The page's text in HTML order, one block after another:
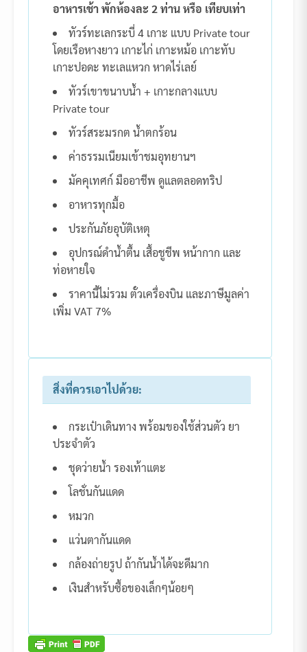
อาหารเช้า พักห้องละ 2 ท่าน หรือ เทียบเท่า
ทัวร์ทะเลกระบี่ 4 เกาะ แบบ Private tour
โดยเรือหางยาว เกาะไก่ เกาะหม้อ เกาะทับ
เกาะปอดะ ทะเลแหวก หาดไร่เลย์
ทัวร์เขาขนาบน้ำ + เกาะกลางแบบ
Private tour
ทัวร์สระมรกต น้ำตกร้อน
ค่าธรรมเนียมเข้าชมอุทยานฯ
มัคคุเทศก์ มืออาชีพ ดูแลตลอดทริป
อาหารทุกมื้อ
ประกันภัยอุบัติเหตุ
อุปกรณ์ดำน้ำตื้น เสื้อชูชีพ หน้ากาก และ
ท่อหายใจ
ราคานี้ไม่รวม ตั๋วเครื่องบิน และภาษีมูลค่า
เพิ่ม VAT 7%
สิ่งที่ควรเอาไปด้วย:
กระเป๋าเดินทาง พร้อมของใช้ส่วนตัว ยา
ประจำตัว
ชุดว่ายน้ำ รองเท้าแตะ
โลชั่นกันแดด
หมวก
แว่นตากันแดด
กล้องถ่ายรูป ถ้ากันน้ำได้จะดีมาก
เงินสำหรับซื้อของเล็กๆน้อยๆ